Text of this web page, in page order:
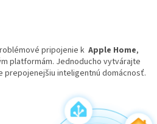
pripojenie k Apple Home,
platformám. Jednoducho vytvárajte
prepojenejšiu inteligentnú domácnosť.